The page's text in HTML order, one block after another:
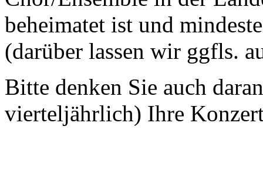
beheimatet ist und
(darüber lassen wir ggfls.
Bitte denken Sie auch
vierteljährlich) Ihre